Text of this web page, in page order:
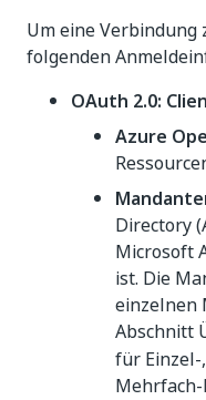
Um eine Verbindung
folgenden
OAuth 2.0:
Azure
Directory
Microsoft
ist. Die
einzelnen
Abschnitt
für